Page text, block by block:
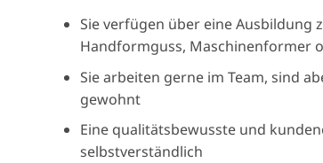
Sie verfügen über eine Ausbildung
Handformguss, Maschinenformer
Sie arbeiten gerne im Team, sind
gewohnt
Eine qualitätsbewusste und
selbstverständlich